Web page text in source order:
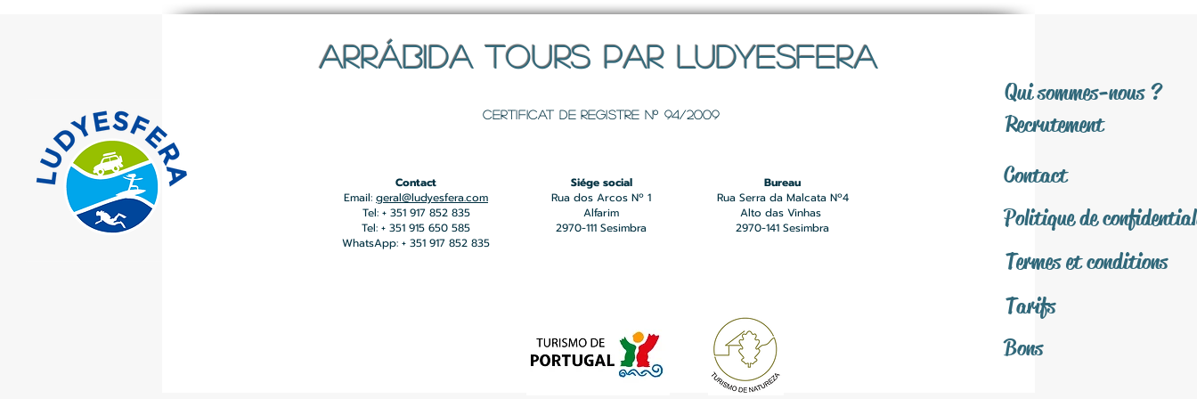
ARRÁBIDA TOURS PAR LUDYESFERA
Certificat de registre Nº 94/2009
Qui sommes-nous ?
Recrutement
Contact
Contact
Email: geral@ludyesfera.com
Tel: + 351 917 852 835
Tel: + 351 915 650 585
WhatsApp: + 351 917 852 835
Siége social
Rua dos Arcos Nº 1
Alfarim
2970-111 Sesimbra
Bureau
Rua Serra da Malcata Nº4
Alto das Vinhas
2970-141 Sesimbra
Politique de
Termes et conditions
Tarifs
Bons